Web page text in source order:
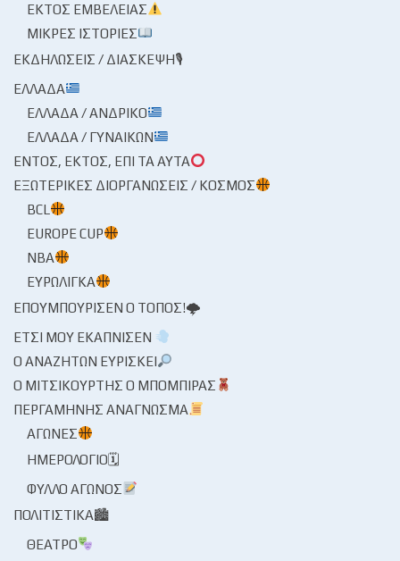
ΕΚΤΌΣ ΕΜΒΈΛΕΙΑΣ
ΜΙΚΡΈΣ ΙΣΤΟΡΊΕΣ
ΕΚΔΗΛΏΣΕΙΣ / ΔΙΆΣΚΕΨΗ🎙
ΕΛΛΆΔΑ
ΕΛΛΆΔΑ / ΑΝΔΡΙΚΌ
ΕΛΛΆΔΑ / ΓΥΝΑΙΚΏΝ
ΕΝΤΌΣ, ΕΚΤΌΣ, ΕΠΊ ΤΑ ΑΥΤΆ
ΕΞΩΤΕΡΙΚΈΣ ΔΙΟΡΓΑΝΏΣΕΙΣ / ΚΌΣΜΟΣ
BCL
EUROPE CUP
NBA
ΕΥΡΩΛΊΓΚΑ
ΕΠΟΥΜΠΟΎΡΙΣΕΝ Ο ΤΌΠΟΣ!🌩
ΈΤΣΙ ΜΟΥ ΕΚΆΠΝΙΣΕΝ
Ο ΑΝΑΖΗΤΏΝ ΕΥΡΊΣΚΕΙ
Ο ΜΙΤΣΙΚΟΥΡΤΉΣ Ο ΜΠΌΜΠΙΡΑΣ
ΠΕΡΓΑΜΗΝΉΣ ΑΝΆΓΝΩΣΜΑ
ΑΓΏΝΕΣ
ΗΜΕΡΟΛΌΓΙΟ🗓
ΦΎΛΛΟ ΑΓΏΝΟΣ
ΠΟΛΙΤΙΣΤΙΚΆ🏙
ΘΈΑΤΡΟ